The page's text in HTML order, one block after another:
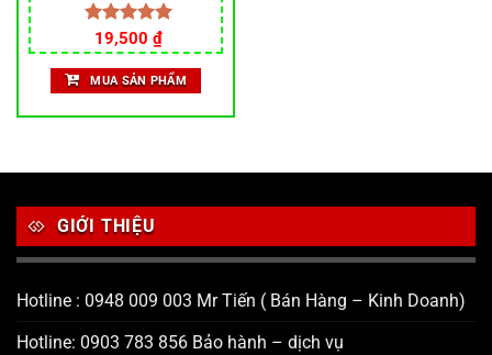
Được xếp
hạng5.00
5 sao
19,500 ₫
MUA SẢN PHẨM
GIỚI THIỆU
Hotline : 0948 009 003 Mr Tiến ( Bán Hàng – Kinh Doanh)
Hotline: 0903 783 856 Bảo hành – dịch vụ